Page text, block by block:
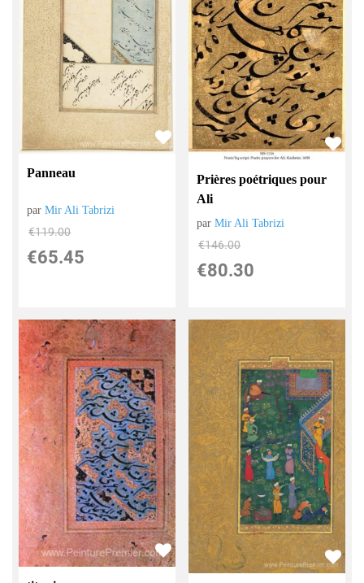
Panneau
parMir Ali Tabrizi
€119.00
€65.45
Prières poétriques pour
Ali
parMir Ali Tabrizi
€146.00
€80.30